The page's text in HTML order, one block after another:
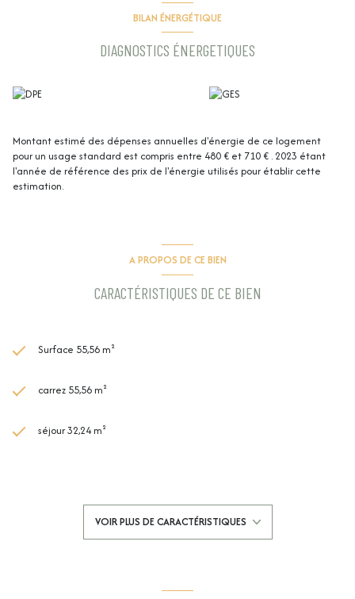
BILAN ÉNERGÉTIQUE
DIAGNOSTICS ÉNERGETIQUES
Montant estimé des dépenses annuelles d'énergie de ce logement
pour un usage standard est compris entre 480 € et 710 € . 2023 étant
l'année de référence des prix de l'énergie utilisés pour établir cette
estimation.
A PROPOS DE CE BIEN
CARACTÉRISTIQUES DE CE BIEN
Surface 55,56 m²
carrez 55,56 m²
séjour 32,24 m²
cuisine américaine (équipée)
VOIR PLUS DE CARACTÉRISTIQUES